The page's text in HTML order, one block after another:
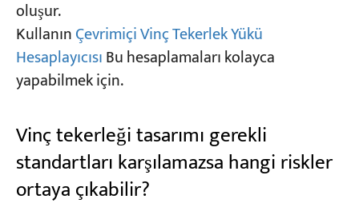
oluşur.
KullanınÇevrimiçi Vinç Tekerlek Yükü
HesaplayıcısıBu hesaplamaları kolayca
yapabilmek için.
Vinç tekerleği tasarımı gerekli
standartları karşılamazsa hangi riskler
ortaya çıkabilir?